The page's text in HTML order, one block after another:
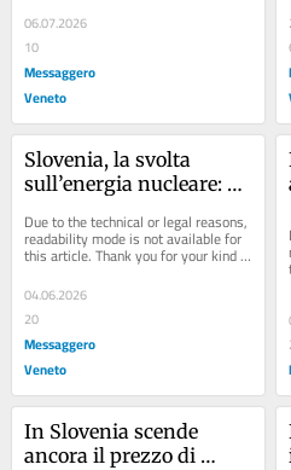
06.07.2026
10
Messaggero
Veneto
Slovenia, la svolta
sull’energia nucleare:
centrale di Krško»
Due to the technical or legal reasons,
readability mode is not available for
this article. Thank you for your kind
04.06.2026
20
Messaggero
Veneto
In Slovenia scende
ancora il prezzo di